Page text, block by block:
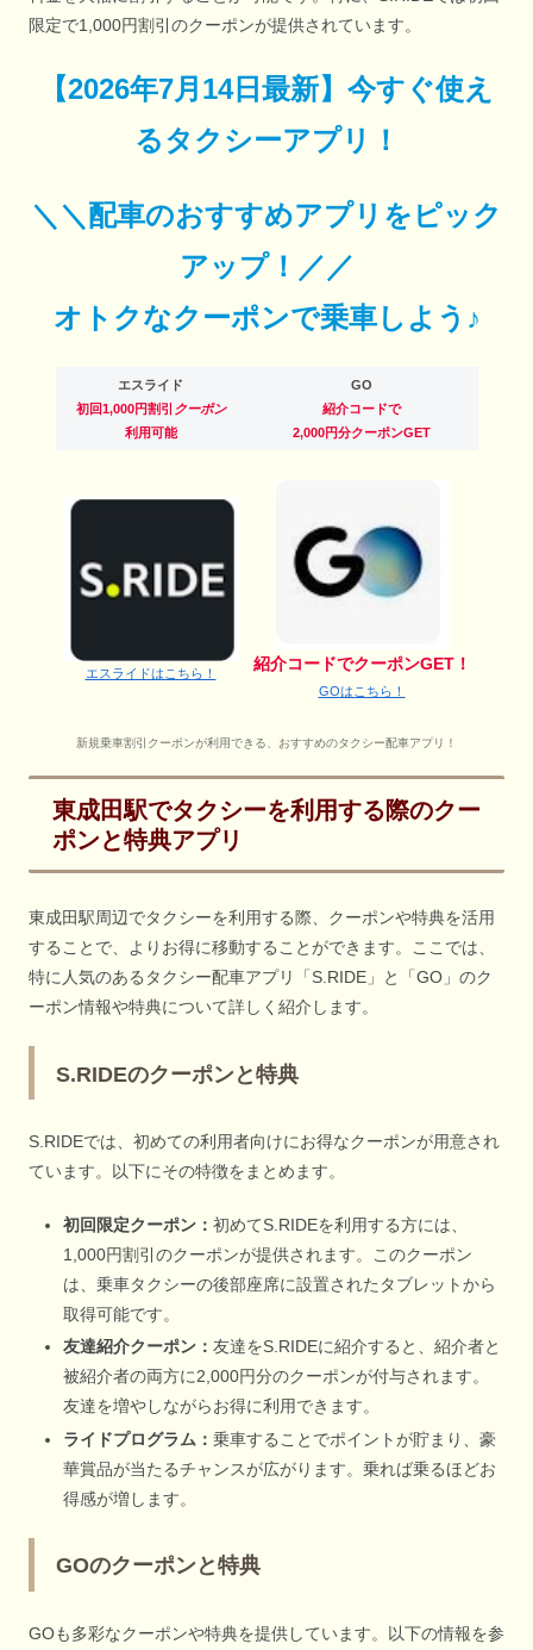
限定で1,000円割引のクーポンが提供されています。
【2026年7月14日最新】 今すぐ使え
るタクシーアプリ！
＼＼配車のおすすめアプリをピック
アップ！／／
オトクなクーポンで乗車しよう♪
エスライド
初回1,000円割引 クーポン
利用可能
GO
紹介コードで
2,000円分クーポンGET
エスライドはこちら！
紹介コードでクーポンGET！
GOはこちら！
新規乗車割引クーポンが利用できる、おすすめのタクシー配車アプリ！
東成田駅でタクシーを利用する際のクー
ポンと特典アプリ
東成田駅周辺でタクシーを利用する際、クーポンや特典を活用
することで、よりお得に移動することができます。ここでは、
特に人気のあるタクシー配車アプリ「S.RIDE」と「GO」のク
ーポン情報や特典について詳しく紹介します。
S.RIDEのクーポンと特典
S.RIDEでは、初めての利用者向けにお得なクーポンが用意され
ています。以下にその特徴をまとめます。
初回限定クーポン： 初めてS.RIDEを利用する方には、
1,000円割引のクーポンが提供されます。このクーポン
は、乗車タクシーの後部座席に設置されたタブレットから
取得可能です。
友達紹介クーポン： 友達をS.RIDEに紹介すると、紹介者と
被紹介者の両方に2,000円分のクーポンが付与されます。
友達を増やしながらお得に利用できます。
ライドプログラム： 乗車することでポイントが貯まり、豪
華賞品が当たるチャンスが広がります。乗れば乗るほどお
得感が増します。
GOのクーポンと特典
GOも多彩なクーポンや特典を提供しています。以下の情報を参